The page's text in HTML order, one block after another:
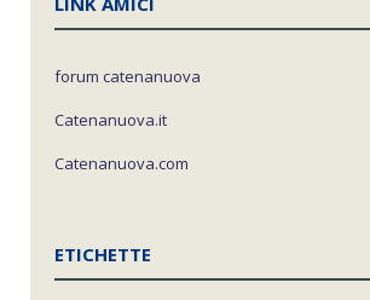
forum catenanuova
Catenanuova.it
Catenanuova.com
ETICHETTE